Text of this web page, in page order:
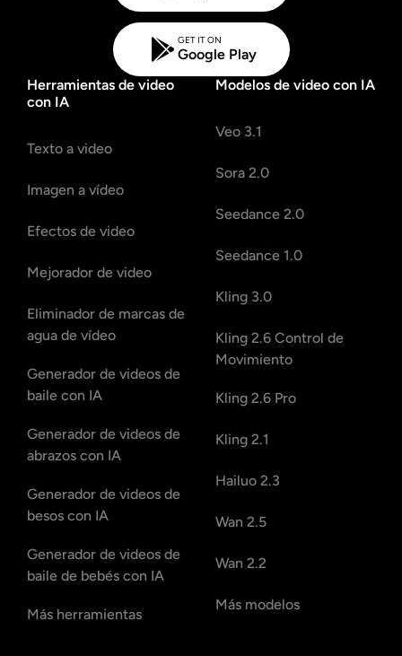
GET IT ON
Google Play
Herramientas de video
con IA
Texto a video
Imagen a vídeo
Efectos de video
Mejorador de video
Eliminador de marcas de
agua de vídeo
Generador de videos de
baile con IA
Generador de videos de
abrazos con IA
Generador de videos de
besos con IA
Generador de videos de
baile de bebés con IA
Más herramientas
Modelos de video con IA
Veo 3.1
Sora 2.0
Seedance 2.0
Seedance 1.0
Kling 3.0
Kling 2.6 Control de
Movimiento
Kling 2.6 Pro
Kling 2.1
Hailuo 2.3
Wan 2.5
Wan 2.2
Más modelos